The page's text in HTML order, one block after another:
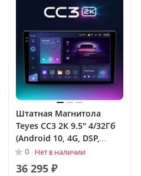
Штатная Магнитола
Teyes CC3 2К 9.5" 4/32Гб
(Android 10, 4G, DSP,
QLed) для SsangYong
Actyon I 2005 - 2011
0 Нет в наличии
36 295 ₽